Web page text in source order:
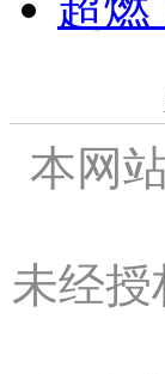
本网
未经